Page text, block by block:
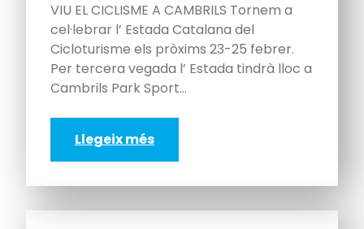
VIU EL CICLISME A CAMBRILS Tornem a
cel·lebrar l’ Estada Catalana del
Cicloturisme els pròxims 23-25 febrer.
Per tercera vegada l’ Estada tindrà lloc a
Cambrils Park Sport…
Llegeix més